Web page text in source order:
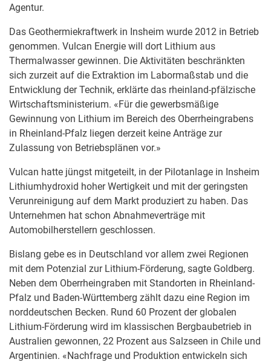
Agentur.
Das Geothermiekraftwerk in Insheim wurde 2012 in Betrieb
genommen. Vulcan Energie will dort Lithium aus
Thermalwasser gewinnen. Die Aktivitäten beschränkten
sich zurzeit auf die Extraktion im Labormaßstab und die
Entwicklung der Technik, erklärte das rheinland-pfälzische
Wirtschaftsministerium. «Für die gewerbsmäßige
Gewinnung von Lithium im Bereich des Oberrheingrabens
in Rheinland-Pfalz liegen derzeit keine Anträge zur
Zulassung von Betriebsplänen vor.»
Vulcan hatte jüngst mitgeteilt, in der Pilotanlage in Insheim
Lithiumhydroxid hoher Wertigkeit und mit der geringsten
Verunreinigung auf dem Markt produziert zu haben. Das
Unternehmen hat schon Abnahmeverträge mit
Automobilherstellern geschlossen.
Bislang gebe es in Deutschland vor allem zwei Regionen
mit dem Potenzial zur Lithium-Förderung, sagte Goldberg.
Neben dem Oberrheingraben mit Standorten in Rheinland-
Pfalz und Baden-Württemberg zählt dazu eine Region im
norddeutschen Becken. Rund 60 Prozent der globalen
Lithium-Förderung wird im klassischen Bergbaubetrieb in
Australien gewonnen, 22 Prozent aus Salzseen in Chile und
Argentinien. «Nachfrage und Produktion entwickeln sich